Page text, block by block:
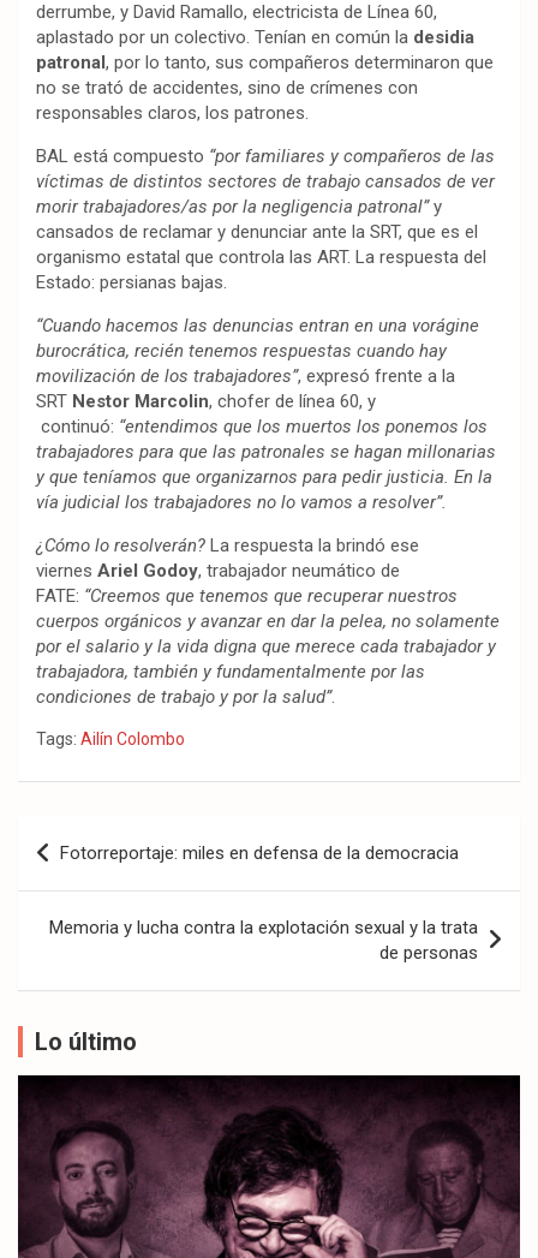
derrumbe, y David Ramallo, electricista de Línea 60,
aplastado por un colectivo. Tenían en común la desidia
patronal , por lo tanto, sus compañeros determinaron que
no se trató de accidentes, sino de crímenes con
responsables claros, los patrones.
BAL está compuesto “por familiares y compañeros de las
víctimas de distintos sectores de trabajo cansados de ver
morir trabajadores/as por la negligencia patronal”y
cansados de reclamar y denunciar ante la SRT, que es el
organismo estatal que controla las ART. La respuesta del
Estado: persianas bajas.
“Cuando hacemos las denuncias entran en una vorágine
burocrática, recién tenemos respuestas cuando hay
movilización de los trabajadores”, expresó frente a la
SRT Nestor Marcolin, chofer de línea 60, y
continuó: “entendimos que los muertos los ponemos los
trabajadores para que las patronales se hagan millonarias
y que teníamos que organizarnos para pedir justicia. En la
vía judicial los trabajadores no lo vamos a resolver”.
¿Cómo lo resolverán? La respuesta la brindó ese
viernes Ariel Godoy, trabajador neumático de
FATE: “Creemos que tenemos que recuperar nuestros
cuerpos orgánicos y avanzar en dar la pelea, no solamente
por el salario y la vida digna que merece cada trabajador y
trabajadora, también y fundamentalmente por las
condiciones de trabajo y por la salud”.
Tags: Ailín Colombo
Navegación
de
entradas
Fotorreportaje: miles en defensa de la democracia
Memoria y lucha contra la explotación sexual y la trata
de personas
Lo último